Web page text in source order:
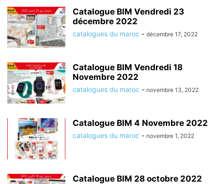
Catalogue BIM Vendredi 23
décembre 2022
catalogues du maroc - décembre 17, 2022
Catalogue BIM Vendredi 18
Novembre 2022
catalogues du maroc - novembre 13, 2022
Catalogue BIM 4 Novembre 2022
catalogues du maroc - novembre 1, 2022
Catalogue BIM 28 octobre 2022